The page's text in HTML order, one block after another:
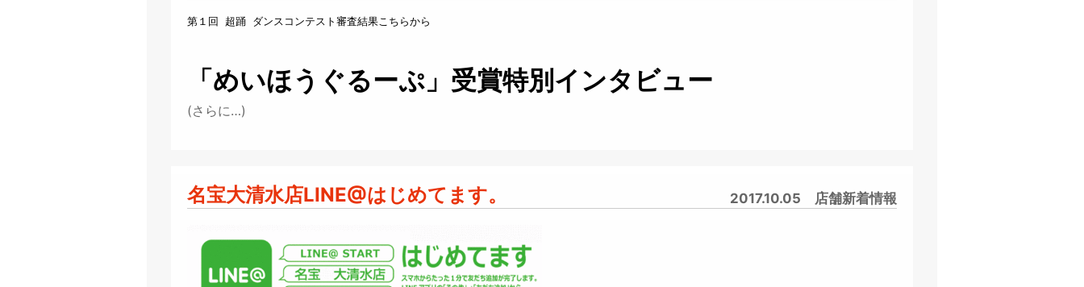
第１回 超踊 ダンスコンテスト審査結果こちらから
「めいほうぐるーぷ」受賞特別インタビュー
(さらに…)
名宝大清水店LINE@はじめてます。 2017.10.05 店舗新着情報